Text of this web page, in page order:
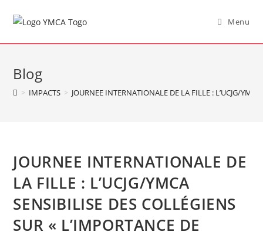
Menu
Blog
> IMPACTS > JOURNEE INTERNATIONALE DE LA FILLE : L’UCJG/
JOURNEE INTERNATIONALE DE
LA FILLE : L’UCJG/YMCA
SENSIBILISE DES COLLÉGIENS
SUR « L’IMPORTANCE DE